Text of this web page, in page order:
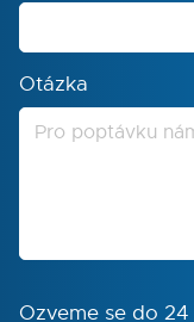
Otázka
Ozveme se do